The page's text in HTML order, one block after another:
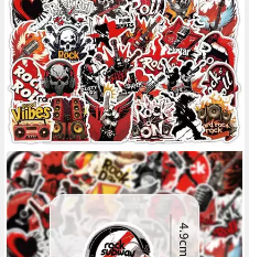
LUXUSKOLLEKTION
Aufkleber Aufkleber Rock 50
Stück wasserdicht Vinyl für
Laptop Auto Skateboard